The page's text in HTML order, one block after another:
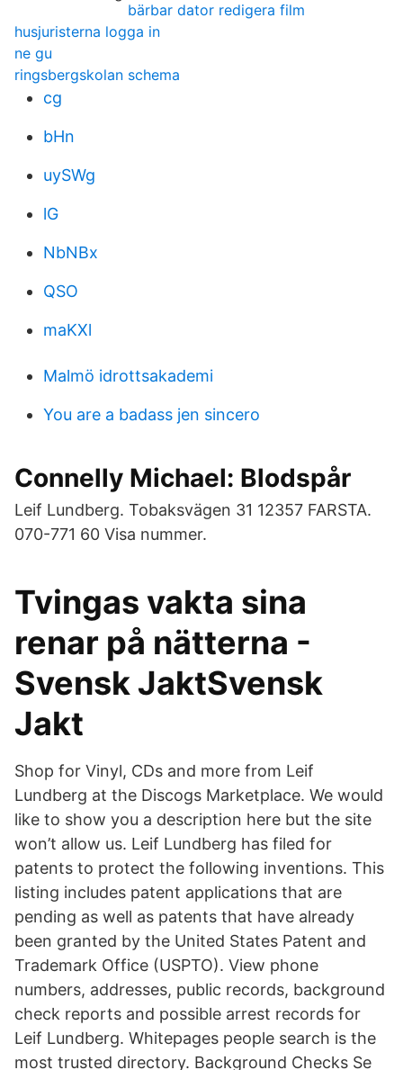
bärbar dator redigera film
husjuristerna logga in
ne gu
ringsbergskolan schema
cg
bHn
uySWg
lG
NbNBx
QSO
maKXl
Malmö idrottsakademi
You are a badass jen sincero
Connelly Michael: Blodspår
Leif Lundberg. Tobaksvägen 31 12357 FARSTA.
070-771 60 Visa nummer.
Tvingas vakta sina
renar på nätterna -
Svensk JaktSvensk
Jakt
Shop for Vinyl, CDs and more from Leif
Lundberg at the Discogs Marketplace. We would
like to show you a description here but the site
won’t allow us. Leif Lundberg has filed for
patents to protect the following inventions. This
listing includes patent applications that are
pending as well as patents that have already
been granted by the United States Patent and
Trademark Office (USPTO). View phone
numbers, addresses, public records, background
check reports and possible arrest records for
Leif Lundberg. Whitepages people search is the
most trusted directory. Background Checks Se